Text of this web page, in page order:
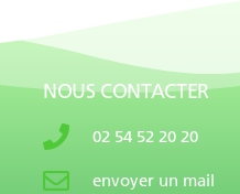
NOUS CONTACTER
02 54 52 20 20
envoyer un mail